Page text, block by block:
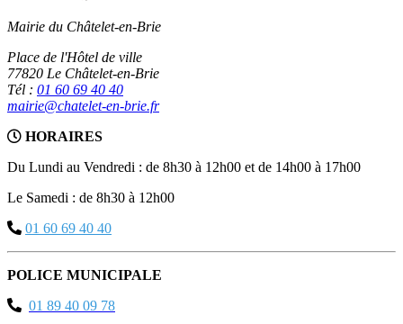
Mairie du Châtelet-en-Brie
Place de l'Hôtel de ville
77820 Le Châtelet-en-Brie
Tél : 01 60 69 40 40
mairie@chatelet-en-brie.fr
HORAIRES
Du Lundi au Vendredi : de 8h30 à 12h00 et de 14h00 à 17h00
Le Samedi : de 8h30 à 12h00
01 60 69 40 40
POLICE MUNICIPALE
01 89 40 09 78